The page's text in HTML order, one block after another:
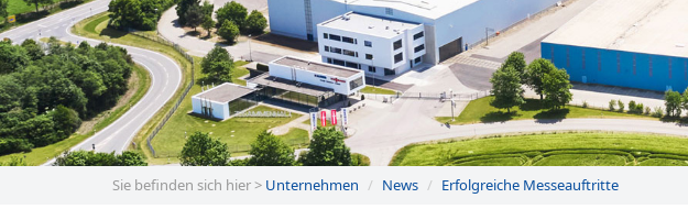
Sie befinden sich hier > Unternehmen News Erfolgreiche Messeauftritte